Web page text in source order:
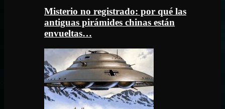
Misterio no registrado: por qué las
antiguas pirámides chinas están
envueltas…